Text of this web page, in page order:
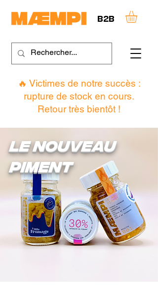
B2B
🔥 Victimes de notre succès :
rupture de stock en cours.
Retour très bientôt !
LE NOUVEAU
PIMENT